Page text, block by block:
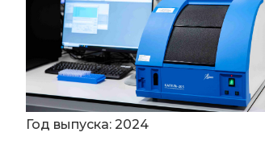
Год выпуска: 2024